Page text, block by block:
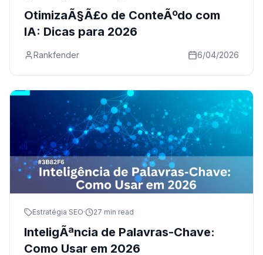
OtimizaÃ§Ã£o de ConteÃºdo com
IA: Dicas para 2026
Rankfender 6/04/2026
Estratégia SEO· 27 min read
InteligÃªncia de Palavras-Chave:
Como Usar em 2026